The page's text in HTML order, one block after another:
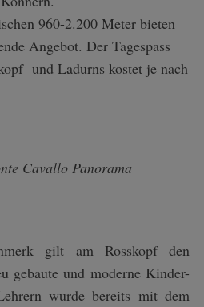
960-2.200 Meter bieten
Angebot. Der Tagespass
und Ladurns kostet je nach
Cavallo Panorama
gilt am Rosskopf den
gebaute und moderne Kinder-
wurde bereits mit dem